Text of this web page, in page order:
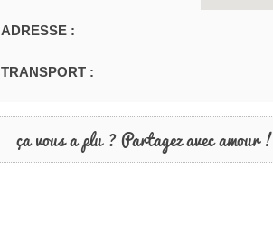
ADRESSE :
TRANSPORT :
ça vous a plu ? Partagez avec amour !